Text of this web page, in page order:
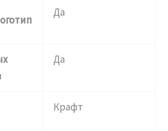
Да
Да
Крафт